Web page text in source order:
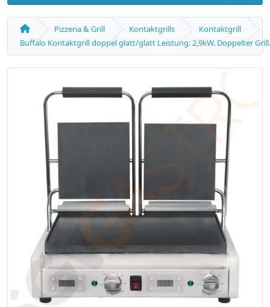
Pizzeria & Grill Kontaktgrills
Kontaktgrill
Buffalo Kontaktgrill doppel glatt/glatt Leistung: 2,9kW. Doppelter